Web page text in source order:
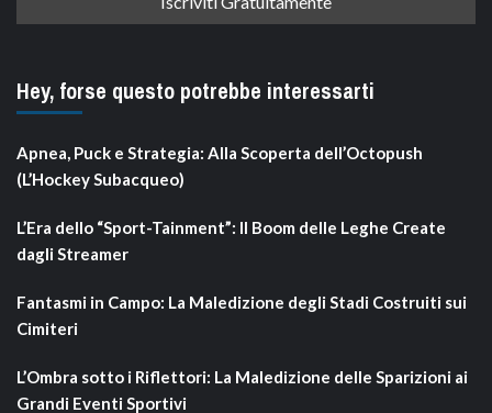
Hey, forse questo potrebbe interessarti
Apnea, Puck e Strategia: Alla Scoperta dell’Octopush
(L’Hockey Subacqueo)
L’Era dello “Sport-Tainment”: Il Boom delle Leghe Create
dagli Streamer
Fantasmi in Campo: La Maledizione degli Stadi Costruiti sui
Cimiteri
L’Ombra sotto i Riflettori: La Maledizione delle Sparizioni ai
Grandi Eventi Sportivi